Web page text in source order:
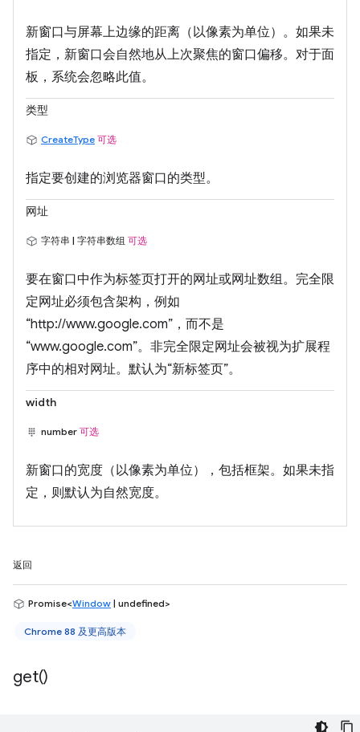
新窗口与屏幕上边缘的距离（以像素为单位）。如果未
指定，新窗口会自然地从上次聚焦的窗口偏移。对于面
板，系统会忽略此值。
类型
CreateType 可选
指定要创建的浏览器窗口的类型。
网址
字符串 | 字符串数组 可选
要在窗口中作为标签页打开的网址或网址数组。完全限
定网址必须包含架构，例如
“http://www.google.com”，而不是
“www.google.com”。非完全限定网址会被视为扩展程
序中的相对网址。默认为“新标签页”。
width
number 可选
新窗口的宽度（以像素为单位），包括框架。如果未指
定，则默认为自然宽度。
返回
Promise<Window | undefined>
Chrome 88 及更高版本
get()